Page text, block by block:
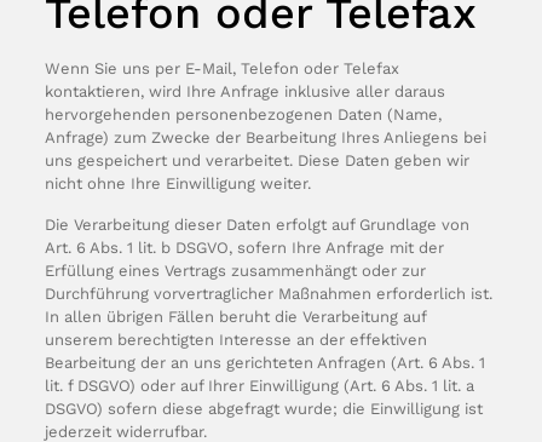
Telefon oder Telefax
Wenn Sie uns per E-Mail, Telefon oder Telefax
kontaktieren, wird Ihre Anfrage inklusive aller daraus
hervorgehenden personenbezogenen Daten (Name,
Anfrage) zum Zwecke der Bearbeitung Ihres Anliegens bei
uns gespeichert und verarbeitet. Diese Daten geben wir
nicht ohne Ihre Einwilligung weiter.
Die Verarbeitung dieser Daten erfolgt auf Grundlage von
Art. 6 Abs. 1 lit. b DSGVO, sofern Ihre Anfrage mit der
Erfüllung eines Vertrags zusammenhängt oder zur
Durchführung vorvertraglicher Maßnahmen erforderlich ist.
In allen übrigen Fällen beruht die Verarbeitung auf
unserem berechtigten Interesse an der effektiven
Bearbeitung der an uns gerichteten Anfragen (Art. 6 Abs. 1
lit. f DSGVO) oder auf Ihrer Einwilligung (Art. 6 Abs. 1 lit. a
DSGVO) sofern diese abgefragt wurde; die Einwilligung ist
jederzeit widerrufbar.